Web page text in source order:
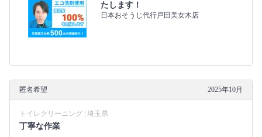
たします！
日本おそうじ代行戸田美女木店
匿名希望 2025年10月
トイレクリーニング | 埼玉県
丁寧な作業